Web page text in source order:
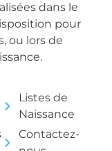
dans le
pour
ou lors de
Listes de
Naissance
Contactez-